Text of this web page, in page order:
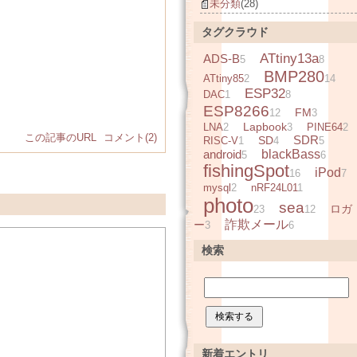
この記事のURL コメント(2)
未分類(28)
タグクラウド
ADS-B5 ATtiny13a8
ATtiny852 BMP28014
DAC1 ESP328
ESP826612 FM3
LNA2 Lapbook3 PINE642
RISC-V1 SD4 SDR5
android5 blackBass6
fishingSpot16 iPod7
mysql 2 nRF24L011
photo23 sea12
ロガ
ー3 詐欺メール6
検索
新着エントリ